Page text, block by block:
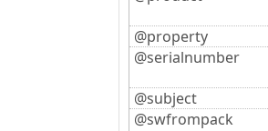
@property
@serialnumber
@subject
@swfrompack